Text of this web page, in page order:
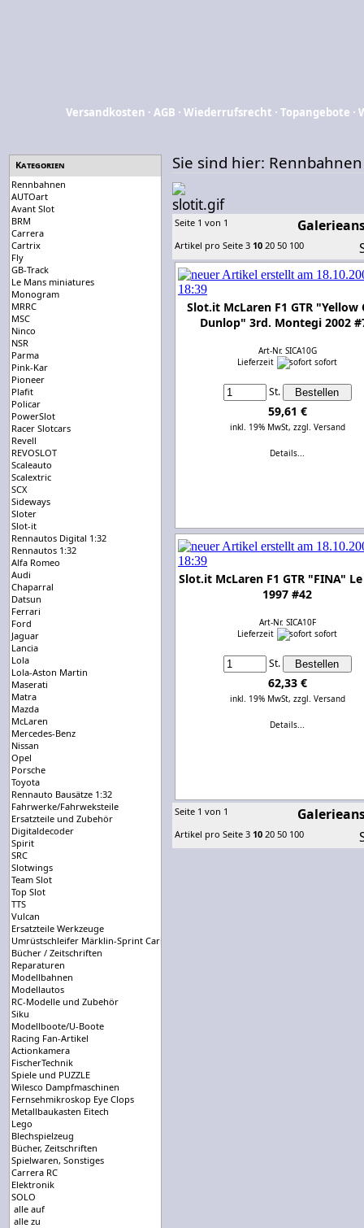
Versandkosten ·AGB ·Wiederrufsrecht ·Topangebote ·
Kategorien
Rennbahnen
AUTOart
Avant Slot
BRM
Carrera
Cartrix
Fly
GB-Track
Le Mans miniatures
Monogram
MRRC
MSC
Ninco
NSR
Parma
Pink-Kar
Pioneer
Plafit
Policar
PowerSlot
Racer Slotcars
Revell
REVOSLOT
Scaleauto
Scalextric
SCX
Sideways
Sloter
Slot-it
Rennautos Digital 1:32
Rennautos 1:32
Alfa Romeo
Audi
Chaparral
Datsun
Ferrari
Ford
Jaguar
Lancia
Lola
Lola-Aston Martin
Maserati
Matra
Mazda
McLaren
Mercedes-Benz
Nissan
Opel
Porsche
Toyota
Rennauto Bausätze 1:32
Fahrwerke/Fahrweksteile
Ersatzteile und Zubehör
Digitaldecoder
Spirit
SRC
Slotwings
Team Slot
Top Slot
TTS
Vulcan
Ersatzteile Werkzeuge
Umrüstschleifer Märklin-Sprint Carrera-Universal
Bücher / Zeitschriften
Reparaturen
Modellbahnen
Modellautos
RC-Modelle und Zubehör
Siku
Modellboote/U-Boote
Racing Fan-Artikel
Actionkamera
FischerTechnik
Spiele und PUZZLE
Wilesco Dampfmaschinen
Fernsehmikroskop Eye Clops
Metallbaukasten Eitech
Lego
Blechspielzeug
Bücher, Zeitschriften
Spielwaren, Sonstiges
Carrera RC
Elektronik
SOLO
alle auf
alle zu
Sie sind hier: Rennbahnen
Seite 1 von 1
Artikel pro Seite 3 10 20 50 100
Slot.it McLaren F1 GTR "Yellow
Dunlop" 3rd. Montegi 2002
Art-Nr. SICA10G
Lieferzeit
sofort
St.
59,61 €
inkl. 19% MwSt, zzgl. Versand
Details...
Slot.it McLaren F1 GTR "FINA"
1997 #42
Art-Nr. SICA10F
Lieferzeit
sofort
St.
62,33 €
inkl. 19% MwSt, zzgl. Versand
Details...
Seite 1 von 1
Artikel pro Seite 3 10 20 50 100